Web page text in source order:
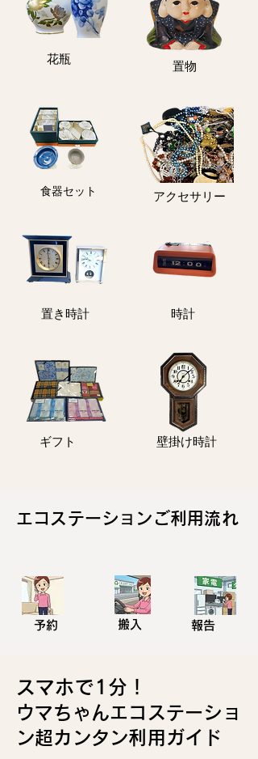
花瓶
置物
食器セット アクセサリー
​置き時計 ​時計
ギフト 壁掛け時計
エコステーションご利用流れ
予約 搬入 報告
スマホで1分！
ウマちゃんエコステーショ
ン超カンタン利用ガイド